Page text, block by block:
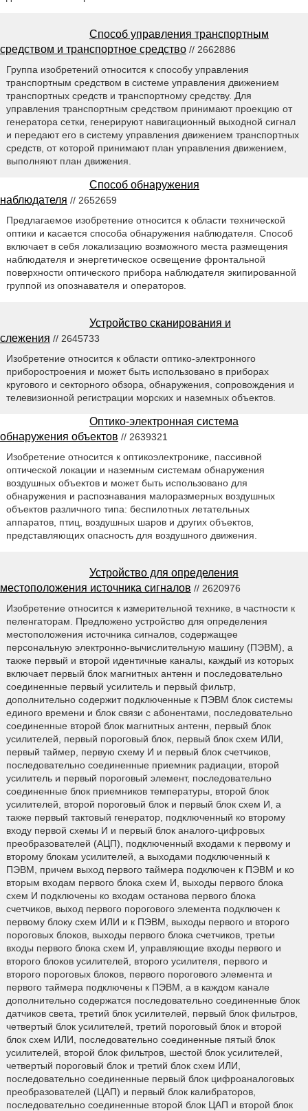
Способ управления транспортным
средством и транспортное средство // 2662886
Группа изобретений относится к способу управления
транспортным средством в системе управления движением
транспортных средств и транспортному средству. Для
управления транспортным средством принимают проекцию от
генератора сетки, генерируют навигационный выходной сигнал
и передают его в систему управления движением транспортных
средств, от которой принимают план управления движением,
выполняют план движения.
Способ обнаружения
наблюдателя // 2652659
Предлагаемое изобретение относится к области технической
оптики и касается способа обнаружения наблюдателя. Способ
включает в себя локализацию возможного места размещения
наблюдателя и энергетическое освещение фронтальной
поверхности оптического прибора наблюдателя экипированной
группой из опознавателя и операторов.
Устройство сканирования и
слежения // 2645733
Изобретение относится к области оптико-электронного
приборостроения и может быть использовано в приборах
кругового и секторного обзора, обнаружения, сопровождения и
телевизионной регистрации морских и наземных объектов.
Оптико-электронная система
обнаружения объектов // 2639321
Изобретение относится к оптикоэлектронике, пассивной
оптической локации и наземным системам обнаружения
воздушных объектов и может быть использовано для
обнаружения и распознавания малоразмерных воздушных
объектов различного типа: беспилотных летательных
аппаратов, птиц, воздушных шаров и других объектов,
представляющих опасность для воздушного движения.
Устройство для определения
местоположения источника сигналов // 2620976
Изобретение относится к измерительной технике, в частности к
пеленгаторам. Предложено устройство для определения
местоположения источника сигналов, содержащее
персональную электронно-вычислительную машину (ПЭВМ), а
также первый и второй идентичные каналы, каждый из которых
включает первый блок магнитных антенн и последовательно
соединенные первый усилитель и первый фильтр,
дополнительно содержит подключенные к ПЭВМ блок системы
единого времени и блок связи с абонентами, последовательно
соединенные второй блок магнитных антенн, первый блок
усилителей, первый пороговый блок, первый блок схем ИЛИ,
первый таймер, первую схему И и первый блок счетчиков,
последовательно соединенные приемник радиации, второй
усилитель и первый пороговый элемент, последовательно
соединенные блок приемников температуры, второй блок
усилителей, второй пороговый блок и первый блок схем И, а
также первый тактовый генератор, подключенный ко второму
входу первой схемы И и первый блок аналого-цифровых
преобразователей (АЦП), подключенный входами к первому и
второму блокам усилителей, а выходами подключенный к
ПЭВМ, причем выход первого таймера подключен к ПЭВМ и ко
вторым входам первого блока схем И, выходы первого блока
схем И подключены ко входам останова первого блока
счетчиков, выход первого порогового элемента подключен к
первому блоку схем ИЛИ и к ПЭВМ, выходы первого и второго
пороговых блоков, выходы первого блока счетчиков, третьи
входы первого блока схем И, управляющие входы первого и
второго блоков усилителей, второго усилителя, первого и
второго пороговых блоков, первого порогового элемента и
первого таймера подключены к ПЭВМ, а в каждом канале
дополнительно содержатся последовательно соединенные блок
датчиков света, третий блок усилителей, первый блок фильтров,
четвертый блок усилителей, третий пороговый блок и второй
блок схем ИЛИ, последовательно соединенные пятый блок
усилителей, второй блок фильтров, шестой блок усилителей,
четвертый пороговый блок и третий блок схем ИЛИ,
последовательно соединенные первый блок цифроаналоговых
преобразователей (ЦАП) и первый блок калибраторов,
последовательно соединенные второй блок ЦАП и второй блок